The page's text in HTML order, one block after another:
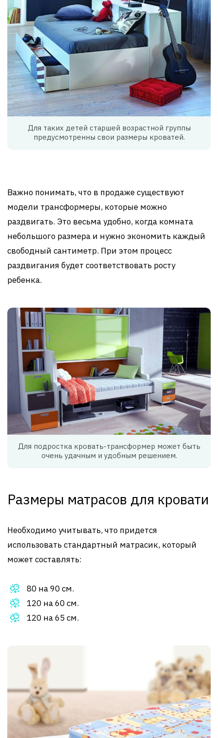
Для таких детей старшей возрастной группы
предусмотренны свои размеры кроватей.
Важно понимать, что в продаже существуют
модели трансформеры, которые можно
раздвигать. Это весьма удобно, когда комната
небольшого размера и нужно экономить каждый
свободный сантиметр. При этом процесс
раздвигания будет соответствовать росту
ребенка.
Для подростка кровать-трансформер может быть
очень удачным и удобным решением.
Размеры матрасов для кровати
Необходимо учитывать, что придется
использовать стандартный матрасик, который
может составлять:
80 на 90 см.
120 на 60 см.
120 на 65 см.